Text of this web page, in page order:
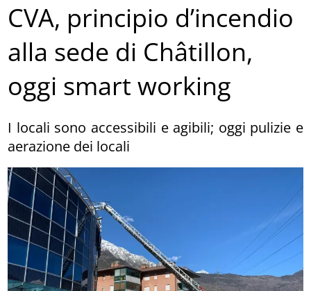
CVA, principio d’incendio
alla sede di Châtillon,
oggi smart working
I locali sono accessibili e agibili; oggi pulizie e
aerazione dei locali